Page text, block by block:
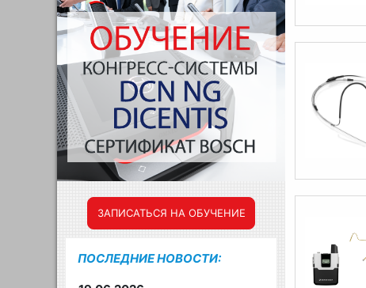
ЗАПИСАТЬСЯ НА ОБУЧЕНИЕ
ПОСЛЕДНИЕ НОВОСТИ: